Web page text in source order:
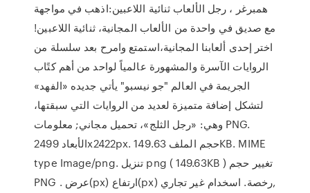
همبرغر ، رجل الألعاب ثنائية اللاعبين:اذهب في مواجهة
مع صديق في واحدة من الألعاب المجانية، ثنائية اللاعبين!
اختر إحدى ألعابنا المجانية،استمتع وامرح بعد سلسلة من
الروايات الآسرة والمشهورة عالمياً لواحد من أهم كتًاب
الجريمة في العالم "جو نيسبو" يأتي جديده «الفهد»
لتشكل إضافة متميزة لعديد من الروايات التي سبقتها،
وهي: «رجل الثلج»، تحميل مجاني; معلومات PNG.
الأبعاد 2499x2422px. حجم الملف 149.63KB. MIME
type Image/png. تنزيل png ( 149.63KB ) تغيير حجم
PNG . عرض(px) ارتفاع(px) رخصة. اسخدام غير تجاري,